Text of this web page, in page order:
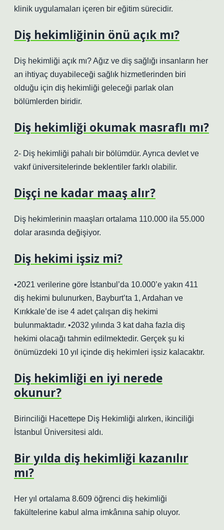
klinik uygulamaları içeren bir eğitim sürecidir.
Diş hekimliğinin önü açık mı?
Diş hekimliği açık mı? Ağız ve diş sağlığı insanların her
an ihtiyaç duyabileceği sağlık hizmetlerinden biri
olduğu için diş hekimliği geleceği parlak olan
bölümlerden biridir.
Diş hekimliği okumak masraflı mı?
2- Diş hekimliği pahalı bir bölümdür. Ayrıca devlet ve
vakıf üniversitelerinde beklentiler farklı olabilir.
Dişçi ne kadar maaş alır?
Diş hekimlerinin maaşları ortalama 110.000 ila 55.000
dolar arasında değişiyor.
Diş hekimi işsiz mi?
•2021 verilerine göre İstanbul’da 10.000’e yakın 411
diş hekimi bulunurken, Bayburt’ta 1, Ardahan ve
Kırıkkale’de ise 4 adet çalışan diş hekimi
bulunmaktadır. •2032 yılında 3 kat daha fazla diş
hekimi olacağı tahmin edilmektedir. Gerçek şu ki
önümüzdeki 10 yıl içinde diş hekimleri işsiz kalacaktır.
Diş hekimliği en iyi nerede
okunur?
Birinciliği Hacettepe Diş Hekimliği alırken, ikinciliği
İstanbul Üniversitesi aldı.
Bir yılda diş hekimliği kazanılır
mı?
Her yıl ortalama 8.609 öğrenci diş hekimliği
fakültelerine kabul alma imkânına sahip oluyor.